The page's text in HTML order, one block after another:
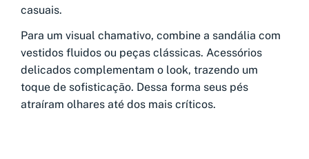
casuais.
Para um visual chamativo, combine a sandália com
vestidos fluidos ou peças clássicas. Acessórios
delicados complementam o look, trazendo um
toque de sofisticação. Dessa forma seus pés
atraíram olhares até dos mais críticos.